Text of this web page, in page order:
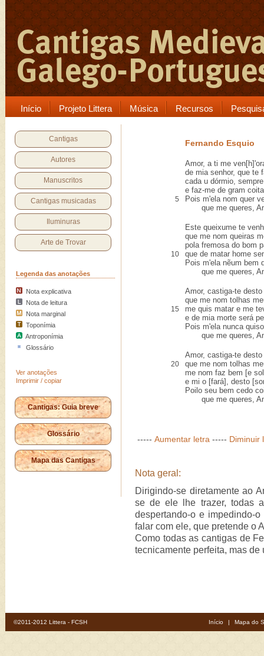
Início Projeto Littera Música Recursos
Cantigas
Autores
Manuscritos
Cantigas musicadas
Iluminuras
Arte de Trovar
Legenda das anotações
Nota explicativa
Nota de leitura
Nota marginal
Toponímia
Antroponímia
Glossário
Ver anotações
Imprimir / copiar
Cantigas: Guia breve
Glossário
Mapa das Cantigas
Fernando Esquio
Amor, a ti me
de mia senhor, que te
cada u dórmio,
e faz-me de gram
5
Pois m'ela nom quer
que me queres,
Este queixume te
que me nom queiras
pola fremosa do bom
10
que de matar home
Pois m'ela nẽum bem
que me queres,
Amor, castiga-te desto
que me nom tolhas
15
me quis matar e me
e de mia morte será
Pois m'ela nunca
que me queres,
Amor, castiga-te
20
que me nom tolhas
me nom faz bem [e
e mi o [fará], desto
Poilo seu bem cedo
que me queres,
----- Aumentar letra ----- Diminuir
Nota geral:
Dirigindo-se diretamente ao
se de ele lhe trazer, todas
despertando-o e impedindo-
falar com ele, que pretende o
Como todas as cantigas de
tecnicamente perfeita, mas
©2011-2012 Littera - FCSH Início | Mapa do